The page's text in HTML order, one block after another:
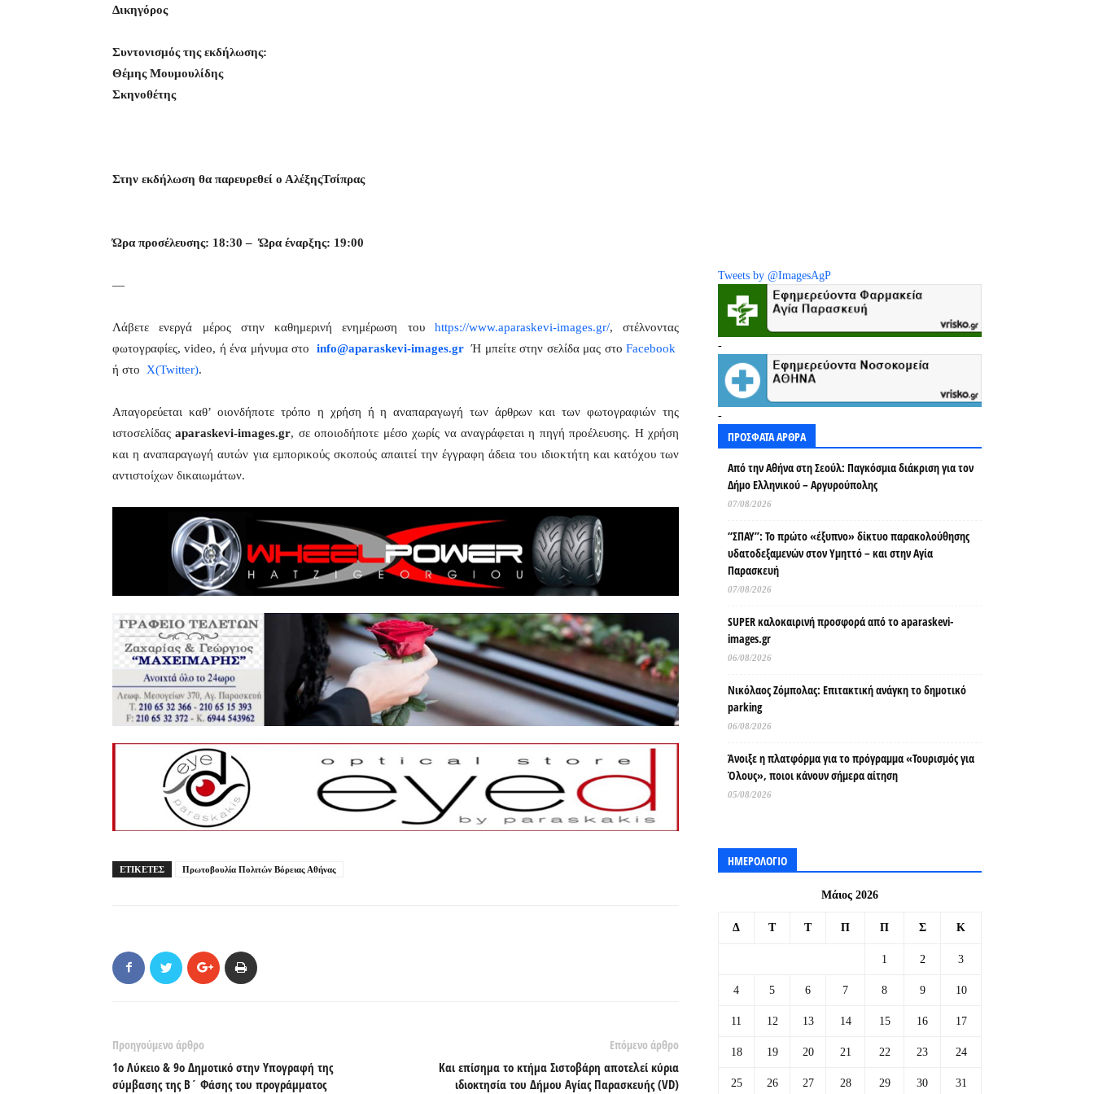
Δικηγόρος
Συντονισμός της εκδήλωσης:
Θέμης Μουμουλίδης
Σκηνοθέτης
Στην εκδήλωση θα παρευρεθεί ο ΑλέξηςΤσίπρας
Ώρα προσέλευσης: 18:30 – Ώρα έναρξης: 19:00
—
Λάβετε ενεργά μέρος στην καθημερινή ενημέρωση του https://www.aparaskevi-images.gr/, στέλνοντας
φωτογραφίες, video, ή ένα μήνυμα στοinfo@aparaskevi-images.gr Ή μπείτε στην σελίδα μας στοFacebook
ή στο X(Twitter).
Απαγορεύεται καθ’ οιονδήποτε τρόπο η χρήση ή η αναπαραγωγή των άρθρων και των φωτογραφιών της
ιστοσελίδαςaparaskevi-images.gr, σε οποιοδήποτε μέσο χωρίς να αναγράφεται η πηγή προέλευσης. Η χρήση
και η αναπαραγωγή αυτών για εμπορικούς σκοπούς απαιτεί την έγγραφη άδεια του ιδιοκτήτη και κατόχου των
αντιστοίχων δικαιωμάτων.
ΕΤΙΚΕΤΕΣ Πρωτοβουλία Πολιτών Βόρειας Αθήνας
Προηγούμενο άρθρο
1ο Λύκειο & 9ο Δημοτικό στην Υπογραφή της
σύμβασης της Β΄ Φάσης του προγράμματος
Επόμενο άρθρο
Και επίσημα το κτήμα Σιστοβάρη αποτελεί κύρια
ιδιοκτησία του Δήμου Αγίας Παρασκευής (VD)
Tweets by @ImagesAgP
-
-
ΠΡΟΣΦΑΤΑ ΑΡΘΡΑ
Από την Αθήνα στη Σεούλ: Παγκόσμια διάκριση για τον
Δήμο Ελληνικού – Αργυρούπολης
07/08/2026
“ΣΠΑΥ”: Το πρώτο «έξυπνο» δίκτυο παρακολούθησης
υδατοδεξαμενών στον Υμηττό – και στην Αγία
Παρασκευή
07/08/2026
SUPER καλοκαιρινή προσφορά από το aparaskevi-
images.gr
06/08/2026
Νικόλαος Ζόμπολας: Επιτακτική ανάγκη το δημοτικό
parking
06/08/2026
Άνοιξε η πλατφόρμα για το πρόγραμμα «Τουρισμός για
Όλους», ποιοι κάνουν σήμερα αίτηση
05/08/2026
ΗΜΕΡΟΛΟΓΙΟ
Μάιος 2026
Δ Τ Τ Π Π Σ Κ
1 2 3
4 5 6 7 8 9 10
11 12 13 14 15 16 17
18 19 20 21 22 23 24
25 26 27 28 29 30 31